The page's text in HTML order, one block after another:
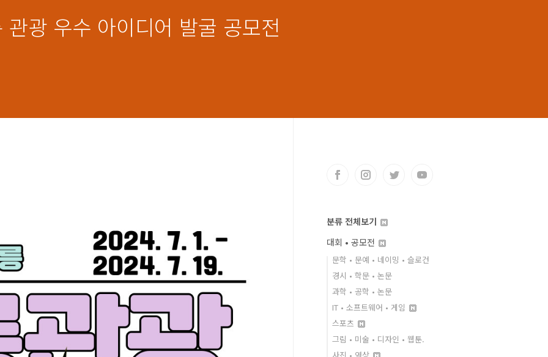
광 우수 아이디어 발굴 공모전
분류 전체보기
대회 • 공모전
문학 • 문예 • 네이밍 • 슬로건
경시 • 학문 • 논문
과학 • 공학 • 논문
IT • 소프트웨어 • 게임
스포츠
그림 • 미술 • 디자인 • 웹툰.